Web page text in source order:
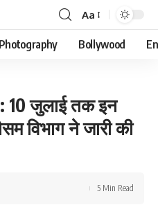
Font
Resizer
Aa
Photography Bollywood
10 जुलाई तक इन
विभाग ने जारी की
5 Min Read